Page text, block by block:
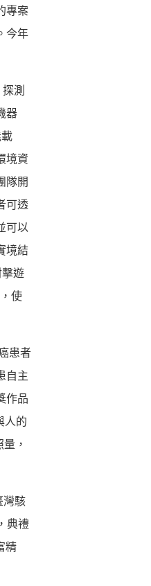
專案
今年
測
器
境資
隊開
可透
可以
境結
遊
使
患者
自主
作品
人的
，
灣駭
典禮
精